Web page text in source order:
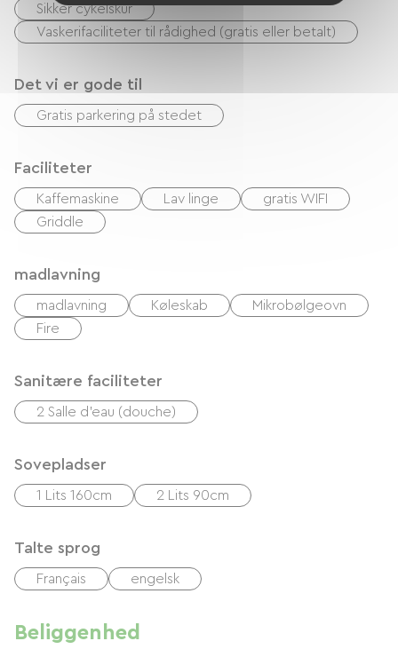
Sikker cykelskur
Vaskerifaciliteter til rådighed (gratis eller betalt)
Det vi er gode til
Gratis parkering på stedet
Faciliteter
Kaffemaskine Lav linge
gratis WIFI
Griddle
madlavning
madlavning Køleskab
Mikrobølgeovn
Fire
Sanitære faciliteter
2 Salle d'eau (douche)
Sovepladser
1 Lits 160cm 2 Lits 90cm
Talte sprog
Français engelsk
Beliggenhed